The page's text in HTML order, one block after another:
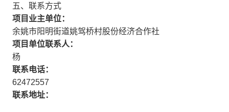
五、联系方式
项目业主单位：
余姚市阳明街道姚驾桥村股份经济合作社
项目单位联系人：
杨
联系电话：
62472557
联系地址：